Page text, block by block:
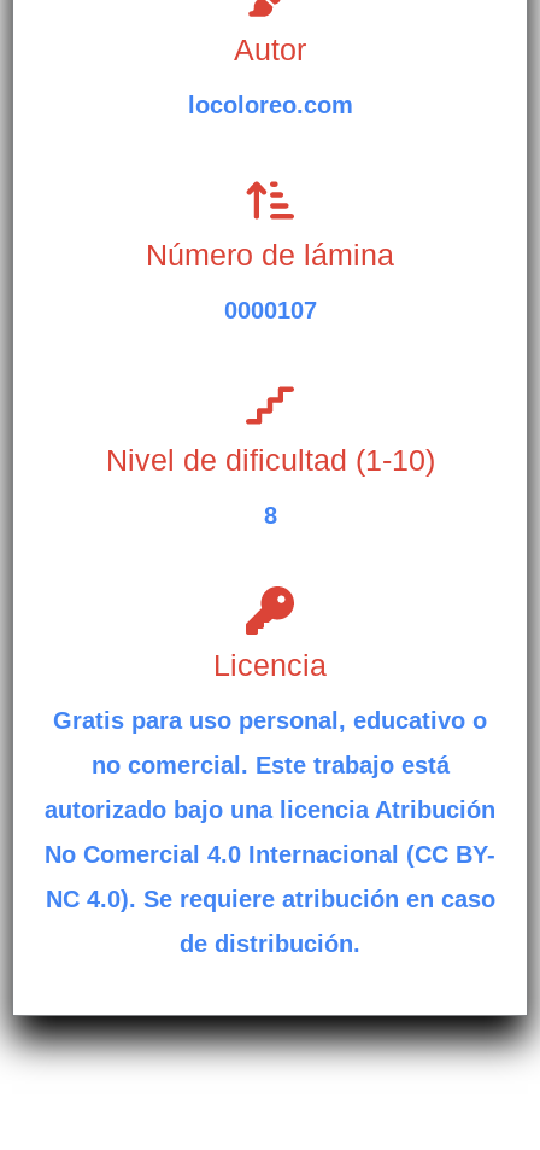
Autor
locoloreo.com
Número de lámina
0000107
Nivel de dificultad (1-10)
8
Licencia
Gratis para uso personal, educativo o
no comercial. Este trabajo está
autorizado bajo una licencia Atribución
No Comercial 4.0 Internacional (CC BY-
NC 4.0). Se requiere atribución en caso
de distribución.